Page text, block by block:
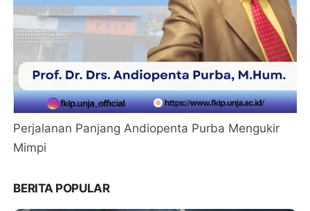
Perjalanan Panjang Andiopenta Purba Mengukir
Mimpi
BERITA POPULAR